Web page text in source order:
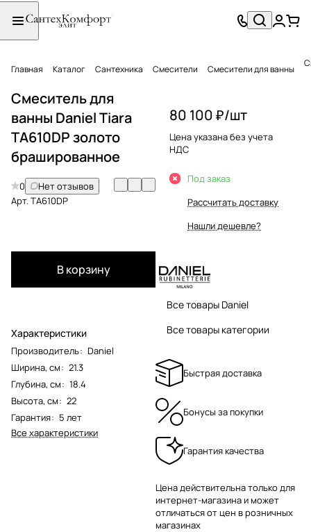
Главная Каталог Сантехника Смесители Смесители для ванны
Смеситель для
ванны Daniel Tiara
TA610DP золото
брашированное
0
Нет отзывов
Арт.TA610DP
В корзину
Характеристики
Производитель: Daniel
Ширина, см: 21.3
Глубина, см: 18.4
Высота, см: 22
Гарантия: 5 лет
Все характеристики
80 100 ₽/шт
Цена указана без учета
НДС
Под заказ
Рассчитать доставку
Нашли дешевле?
Все товары Daniel
Все товары категории
Быстрая доставка
Бонусы за покупки
Гарантия качества
Цена действительна только для
интернет-магазина и может
отличаться от цен в розничных
магазинах